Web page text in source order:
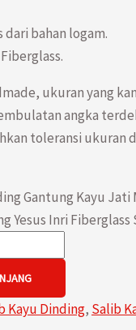
bahan logam.
ukuran yang
angka
toleransi ukuran
Gantung Kayu
Yesus Inri Fiberglass
Kayu Dinding, Salib